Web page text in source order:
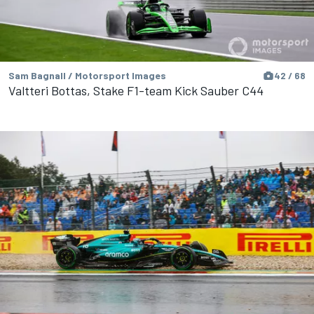
Sam Bagnall / Motorsport Images 42 / 68
Valtteri Bottas, Stake F1-team Kick Sauber C44